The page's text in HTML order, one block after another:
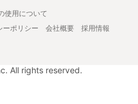
使用について
ーポリシー 会社概要
採用情報
All rights reserved.